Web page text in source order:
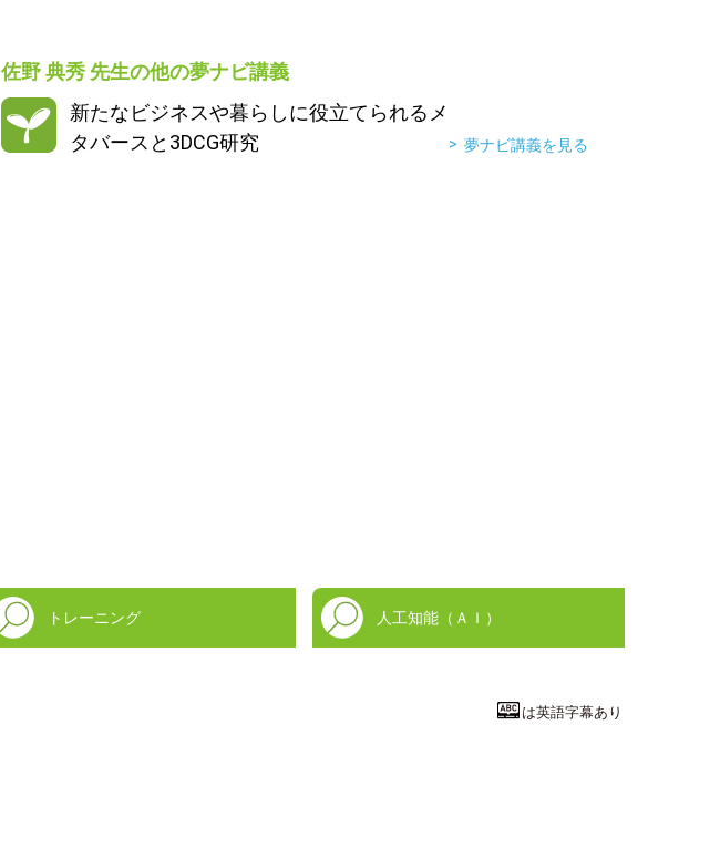
佐野 典秀 先生の他の夢ナビ講義
新たなビジネスや暮らしに役立てられるメ
タバースと3DCG研究
夢ナビ講義を見る
トレーニング 人工知能（ＡＩ）
は英語字幕あり